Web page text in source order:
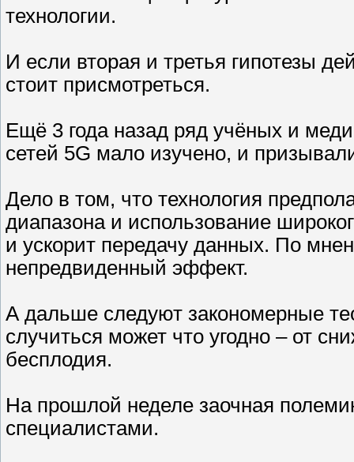
технологии.
И если вторая и третья ­гипотезы
стоит присмотреться.
Ещё 3 года назад ряд учёных и
сетей 5G мало изучено, и
Дело в том, что технология
диапазона и использование
и ускорит передачу данных. По
непредвиденный эффект.
А дальше следуют закономерные
случиться может что угодно – от
бесплодия.
На прошлой неделе заочная
специалистами.